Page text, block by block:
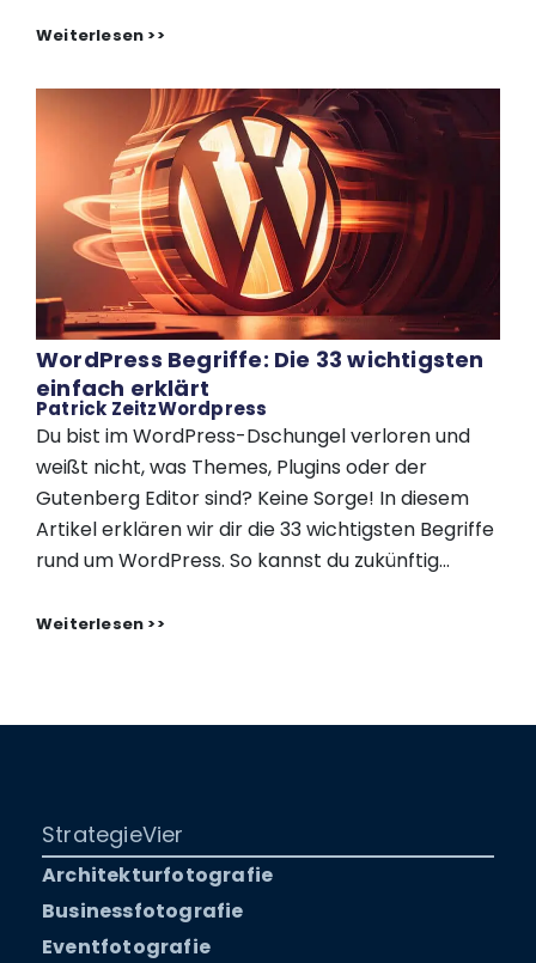
Weiterlesen >>
WordPress Begriffe: Die 33 wichtigsten
einfach erklärt
Patrick ZeitzWordpress
Du bist im WordPress-Dschungel verloren und
weißt nicht, was Themes, Plugins oder der
Gutenberg Editor sind? Keine Sorge! In diesem
Artikel erklären wir dir die 33 wichtigsten Begriffe
rund um WordPress. So kannst du zukünftig...
Weiterlesen >>
StrategieVier
Architekturfotografie
Businessfotografie
Eventfotografie